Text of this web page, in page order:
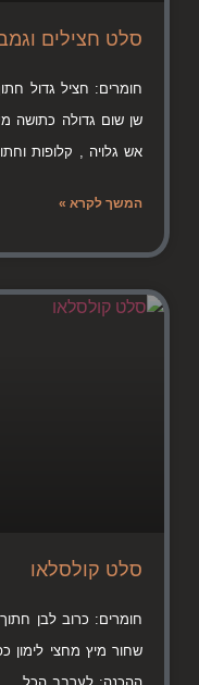
סלט חצילים
חומרים: חציל גדול
שן שום גדולה כתושה
אש גלויה , קלופות
המשך לקרא »
סלט קולסלאו
חומרים: כרוב לבן
שחור מיץ מחצי לימון
ההכנה: לערבב הכל